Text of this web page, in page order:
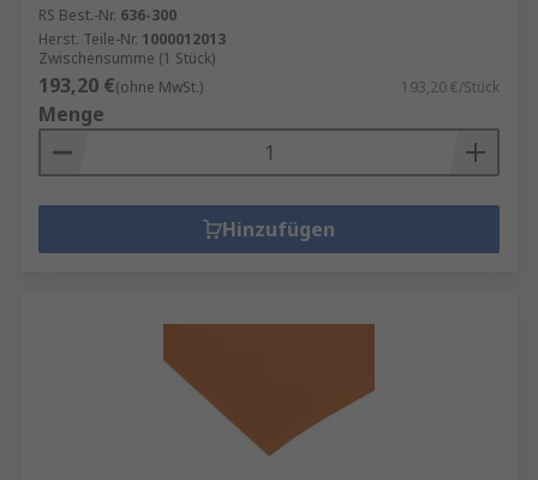
RS Best.-Nr. 636-300
Herst. Teile-Nr. 1000012013
Zwischensumme (1 Stück)
193,20 €(ohne MwSt.) 193,20 €/Stück
Menge
Hinzufügen